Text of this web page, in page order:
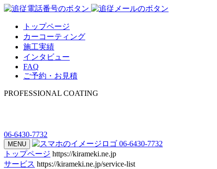
トップページ
カーコーティング
施工実績
インタビュー
FAQ
ご予約・お見積
PROFESSIONAL COATING
06-6430-7732
MENU
06-6430-7732
トップページ https://kirameki.ne.jp
サービス https://kirameki.ne.jp/service-list